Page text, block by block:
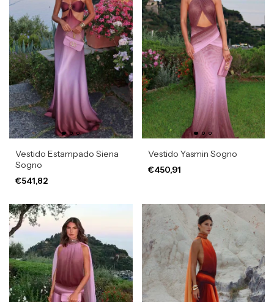
Vestido Estampado Siena
Sogno
€541,82
Vestido Yasmin Sogno
€450,91